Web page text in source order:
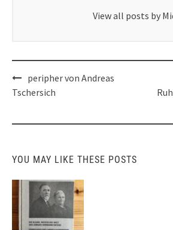
View all posts by
Post
navigation
peripher von Andreas
Tschersich
YOU MAY LIKE THESE POSTS